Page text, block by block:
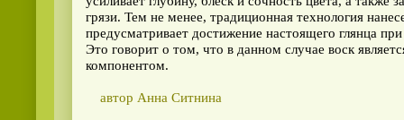
грязи. Тем не менее, традиционная технология
предусматривает достижение настоящего глянца
Это говорит о том, что в данном случае воск
компонентом.
автор Анна Ситнина